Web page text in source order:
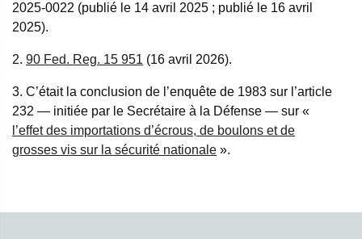
2025-0022 (publié le 14 avril 2025 ; publié le 16 avril
2025).
2. 90 Fed. Reg. 15 951 (16 avril 2026).
3. C’était la conclusion de l’enquête de 1983 sur l’article
232 — initiée par le Secrétaire à la Défense — sur «
l’effet des importations d’écrous, de boulons et de
grosses vis sur la sécurité nationale ».